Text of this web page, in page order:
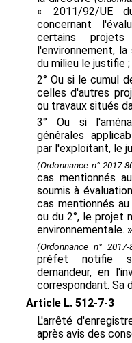
« 2011/92/UE
concernant
certains
l'environnement,
du milieu le justifie ;
2° Ou si le cumul
celles d'autres
ou travaux situés
3° Ou si
générales
par l'exploitant, le
(Ordonnance n° 2017-
cas mentionnés
soumis à
cas mentionnés
ou du 2°, le projet
environnementale. »
(Ordonnance n°
préfet notifie
demandeur, en
correspondant. Sa
Article L. 512-7-3
L'arrêté
après avis des